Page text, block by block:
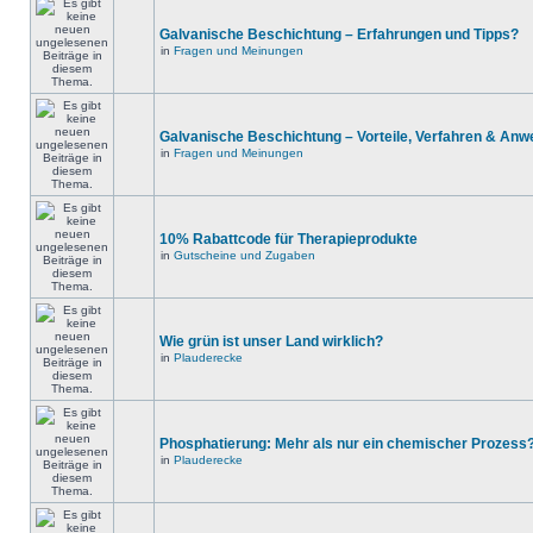
Galvanische Beschichtung – Erfahrungen und Tipps?
in Fragen und Meinungen
Galvanische Beschichtung – Vorteile, Verfahren &
in Fragen und Meinungen
10% Rabattcode für Therapieprodukte
in Gutscheine und Zugaben
Wie grün ist unser Land wirklich?
in Plauderecke
Phosphatierung: Mehr als nur ein chemischer
in Plauderecke